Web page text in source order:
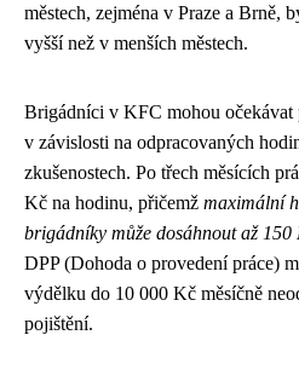
městech, zejména v Praze a Brně,
vyšší než v menších městech.
Brigádníci v KFC mohou očekávat
v závislosti na odpracovaných
zkušenostech. Po třech měsících
Kč na hodinu, přičemž maximální
brigádníky může dosáhnout až 150
DPP (Dohoda o provedení práce)
výdělku do 10 000 Kč měsíčně
pojištění.